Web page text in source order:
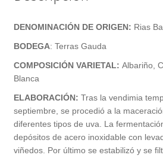
DENOMINACIÓN DE ORIGEN: Rias
BODEGA: Terras Gauda
COMPOSICIÓN VARIETAL: Albariño,
Blanca
ELABORACIÓN: Tras la vendimia
septiembre, se procedió a la
diferentes tipos de uva. La
depósitos de acero inoxidable con
viñedos. Por último se estabilizó y se